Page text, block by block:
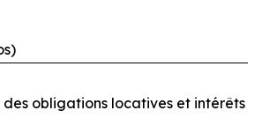
des obligations locatives et intérêts